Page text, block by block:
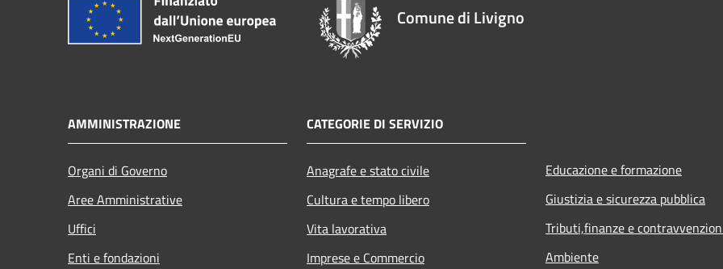
Comune di Livigno
AMMINISTRAZIONE
Organi di Governo
Aree Amministrative
Uffici
Enti e fondazioni
CATEGORIE DI SERVIZIO
Anagrafe e stato civile
Cultura e tempo libero
Vita lavorativa
Imprese e Commercio
Educazione e formazione
Giustizia e sicurezza pubblica
Tributi,finanze e
Ambiente